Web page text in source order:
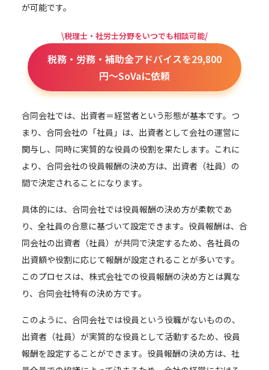
が可能です。
\税理士・社労士分野をいつでも相談可能/
税務・労務・補助金アドバイスを29,800
円～SoVaに依頼
合同会社では、出資者＝経営者という形態が基本です。つ
まり、合同会社の「社員」は、出資者として会社の運営に
関与し、同時に実質的な役員の役割を果たします。これに
より、合同会社の役員報酬の決め方は、出資者（社員）の
間で決定されることになります。
具体的には、合同会社では役員報酬の決め方が柔軟であ
り、全社員の合意に基づいて設定できます。役員報酬は、合
同会社の出資者（社員）が共同で決定するため、各社員の
出資額や役割に応じて報酬が設定されることが多いです。
このプロセスは、株式会社での役員報酬の決め方とは異な
り、合同会社特有の決め方です。
このように、合同会社では役員という役職がないものの、
出資者（社員）が実質的な役員として活動するため、役員
報酬を設定することができます。役員報酬の決め方は、社